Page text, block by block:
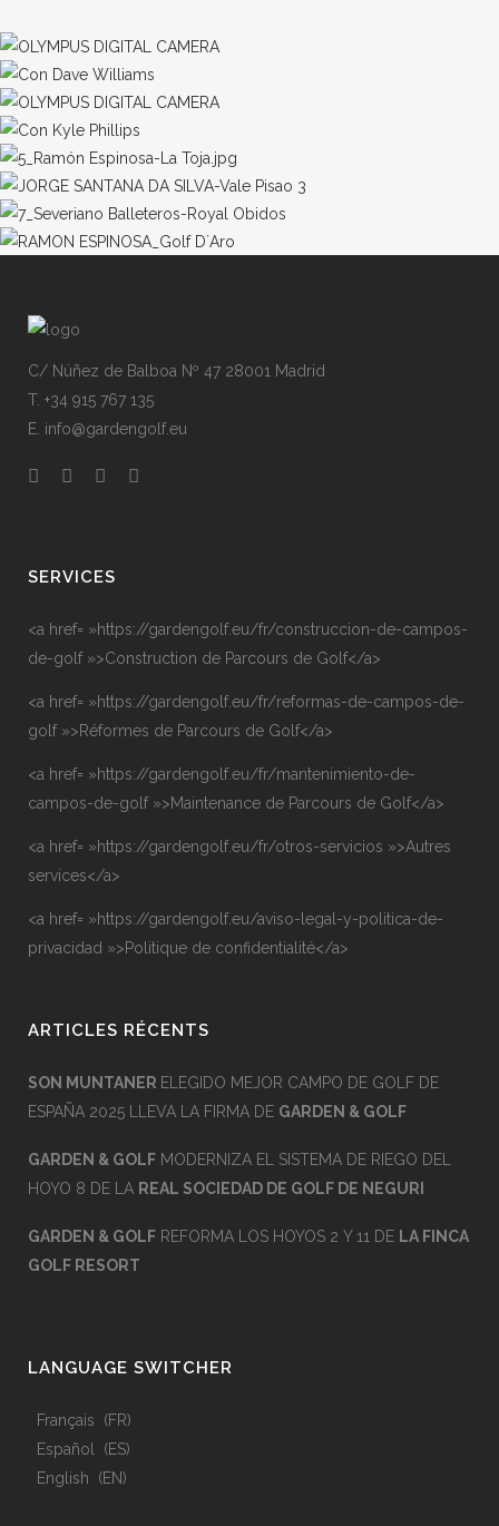
C/ Núñez de Balboa Nº 47 28001 Madrid
T. +34 915 767 135
E. info@gardengolf.eu
SERVICES
<a href= »https://gardengolf.eu/fr/construccion-de-campos-
de-golf »>Construction de Parcours de Golf</a>
<a href= »https://gardengolf.eu/fr/reformas-de-campos-de-
golf »>Réformes de Parcours de Golf</a>
<a href= »https://gardengolf.eu/fr/mantenimiento-de-
campos-de-golf »>Maintenance de Parcours de Golf</a>
<a href= »https://gardengolf.eu/fr/otros-servicios »>Autres
services</a>
<a href= »https://gardengolf.eu/aviso-legal-y-politica-de-
privacidad »>Politique de confidentialité</a>
ARTICLES RÉCENTS
SON MUNTANER ELEGIDO MEJOR CAMPO DE GOLF DE
ESPAÑA 2025 LLEVA LA FIRMA DE GARDEN & GOLF
GARDEN & GOLF MODERNIZA EL SISTEMA DE RIEGO DEL
HOYO 8 DE LA REAL SOCIEDAD DE GOLF DE NEGURI
GARDEN & GOLF REFORMA LOS HOYOS 2 Y 11 DE LA FINCA
GOLF RESORT
LANGUAGE SWITCHER
Français
FR
Español
ES
English
EN